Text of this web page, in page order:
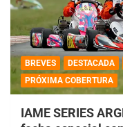
BREVES DESTACADA
PRÓXIMA COBERTURA
IAME SERIES